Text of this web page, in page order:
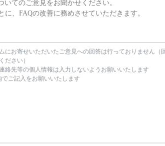
にお寄せいただいたご意見への回答は行っておりません（
ださい）
絡先等の個人情報は入力しないようお願いいたします
でご記入をお願いいたします